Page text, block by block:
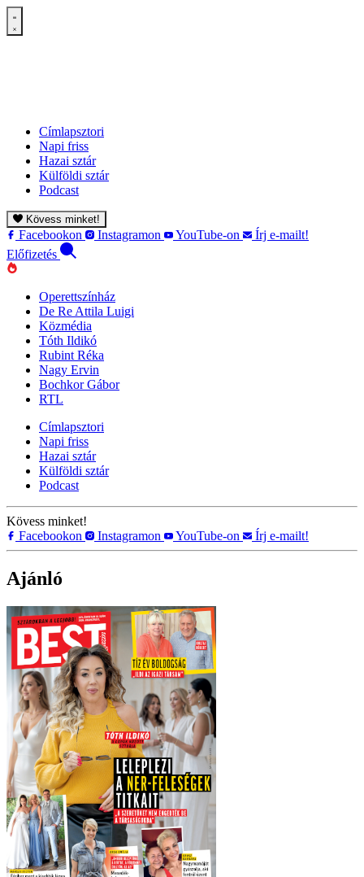
Címlapsztori
Napi friss
Hazai sztár
Külföldi sztár
Podcast
Kövess minket!
Facebookon Instagramon YouTube-on
Írj e-mailt!
Előfizetés
Operettszínház
De Re Attila Luigi
Közmédia
Tóth Ildikó
Rubint Réka
Nagy Ervin
Bochkor Gábor
RTL
Címlapsztori
Napi friss
Hazai sztár
Külföldi sztár
Podcast
Kövess minket!
Facebookon
Instagramon YouTube-on Írj e-mailt!
Ajánló